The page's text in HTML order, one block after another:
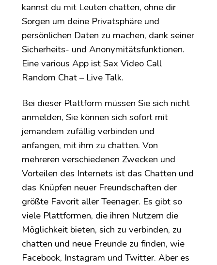
kannst du mit Leuten chatten, ohne dir
Sorgen um deine Privatsphäre und
persönlichen Daten zu machen, dank seiner
Sicherheits- und Anonymitätsfunktionen.
Eine various App ist Sax Video Call
Random Chat – Live Talk.
Bei dieser Plattform müssen Sie sich nicht
anmelden, Sie können sich sofort mit
jemandem zufällig verbinden und
anfangen, mit ihm zu chatten. Von
mehreren verschiedenen Zwecken und
Vorteilen des Internets ist das Chatten und
das Knüpfen neuer Freundschaften der
größte Favorit aller Teenager. Es gibt so
viele Plattformen, die ihren Nutzern die
Möglichkeit bieten, sich zu verbinden, zu
chatten und neue Freunde zu finden, wie
Facebook, Instagram und Twitter. Aber es